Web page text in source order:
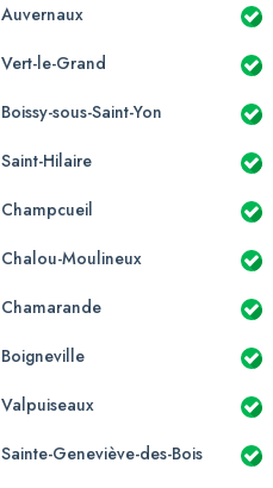
Auvernaux
Vert-le-Grand
Boissy-sous-Saint-Yon
Saint-Hilaire
Champcueil
Chalou-Moulineux
Chamarande
Boigneville
Valpuiseaux
Sainte-Geneviève-des-Bois